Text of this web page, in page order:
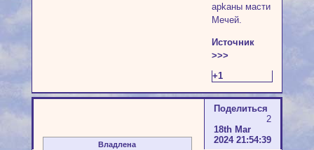
apkaны мacти
Meчeй.
Источник
>>>
+1
Поделиться
2
18th Mar
2024 21:54:39
Владлена